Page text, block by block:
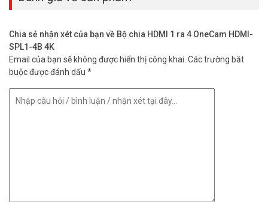
Chia sẻ nhận xét của bạn về Bộ chia HDMI 1 ra 4 OneCam HDMI-
SPL1-4B 4K
Email của bạn sẽ không được hiển thị công khai. Các trường bắt
buộc được đánh dấu *